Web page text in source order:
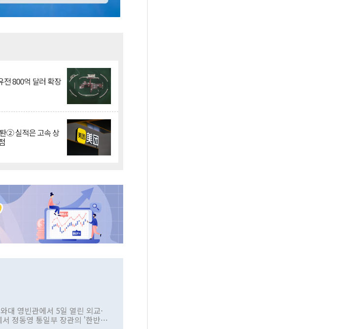
전 800억 달러 확장
② 실적은 고속 상
대 영빈관에서 5일 열린 외교·
정동영 통일부 장관의 '한반도